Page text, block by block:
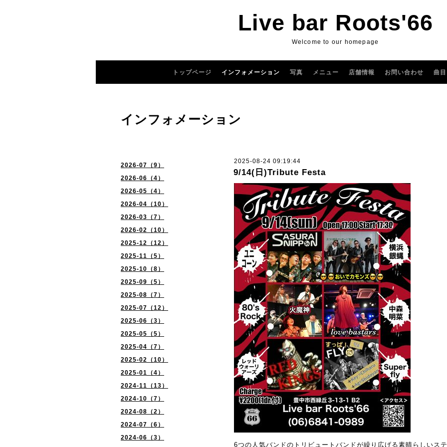
Live bar Roots'66
Welcome to our homepage
トップページ インフォメーション 写真 メニュー 店舗情報 お問い合わせ 曲
2026-07（9）
2026-06（4）
2026-05（4）
2026-04（10）
2026-03（7）
2026-02（10）
2025-12（12）
2025-11（5）
2025-10（8）
2025-09（5）
2025-08（7）
2025-07（12）
2025-06（3）
2025-05（5）
2025-04（7）
2025-02（10）
2025-01（4）
2024-11（13）
2024-10（7）
2024-08（2）
2024-07（6）
2024-06（3）
インフォメーション
2025-08-24 09:19:44
9/14(日)Tribute Festa
6つの人気バンドのトリビュートバンドが繰り広げる素晴らしいス